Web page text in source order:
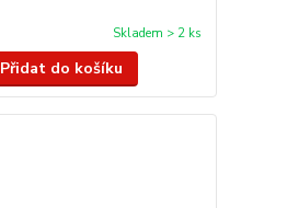
Skladem > 2 ks
Přidat do košíku